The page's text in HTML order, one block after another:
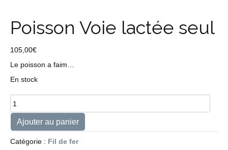
Poisson Voie lactée seul
105,00€
Le poisson a faim…
En stock
quantité
de
Poisson
Voie
lactée
Ajouter au panier
Catégorie : Fil de fer